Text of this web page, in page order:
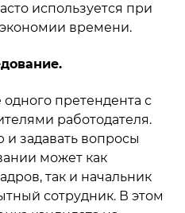
используется при
времени.
претендента с
работодателя.
и задавать вопросы
может как
так и начальник
сотрудник. В этом